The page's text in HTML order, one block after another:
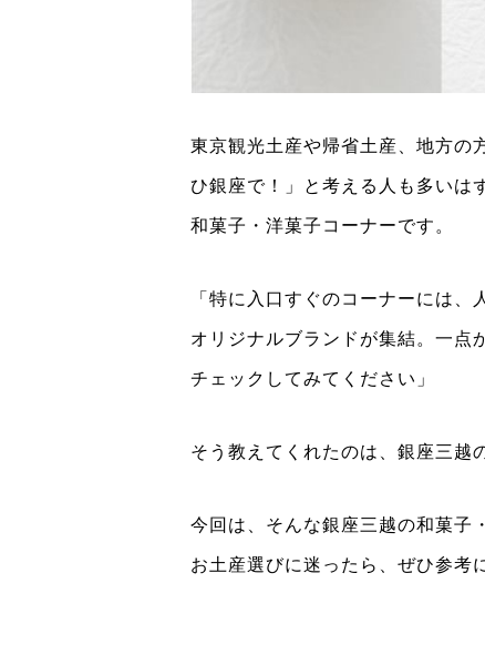
東京観光土産や帰省土産、地方の
ひ銀座で！」と考える人も多いは
和菓子・洋菓子コーナーです。
「特に入口すぐのコーナーには
オリジナルブランドが集結。一点
チェックしてみてください」
そう教えてくれたのは、銀座三越
今回は、そんな銀座三越の和菓子
お土産選びに迷ったら、ぜひ参考